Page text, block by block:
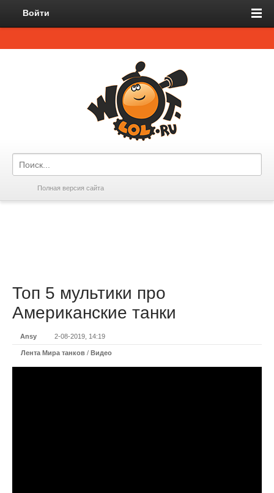
Войти
Полная версия сайта
Топ 5 мультики про
Американские танки
Ansy 2-08-2019, 14:19
Лента Мира танков / Видео